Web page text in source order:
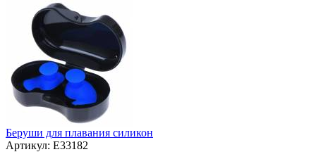
Беруши для плавания силикон
Артикул: E33182